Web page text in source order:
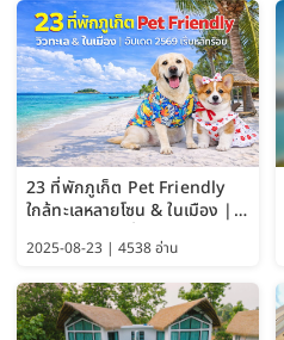
23 ที่พักภูเก็ต Pet Friendly
ใกล้ทะเลหลายโซน & ในเมือง |
อัปเดต 2569 เริ่มหลักร้อย
2025-08-23 | 4538 อ่าน